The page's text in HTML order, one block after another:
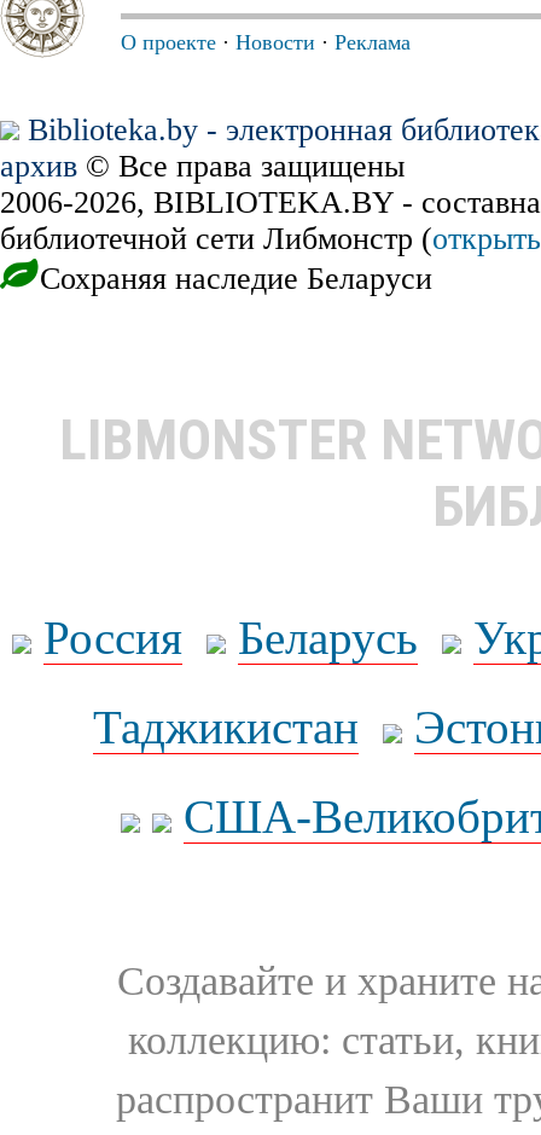
О проекте · Новости · Реклама
Biblioteka.by - электронная
архив © Все права защищены
2006-2026, BIBLIOTEKA.BY -
библиотечной сети Либмонстр (
Сохраняя наследие Беларуси
LIBMONSTER
Россия Беларусь
Таджикистан
США-
Создавайте и храните
коллекцию: статьи,
распространит Ваши